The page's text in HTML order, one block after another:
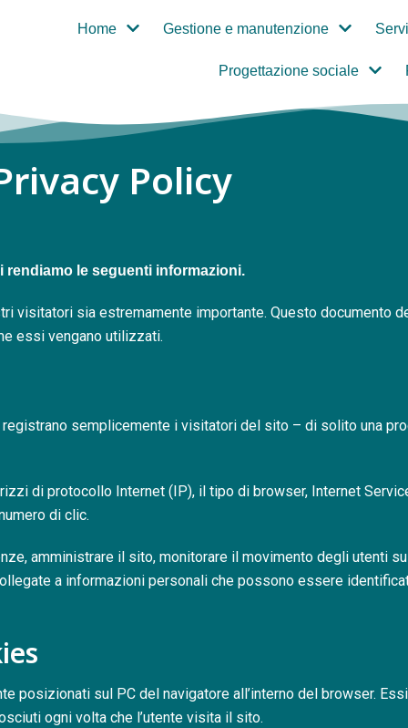
Home Gestione e manutenzione
Progettazione sociale
Policy
rendiamo le seguenti informazioni.
visitatori sia estremamente importante. Questo documento
essi vengano utilizzati.
semplicemente i visitatori del sito – di solito una
di protocollo Internet (IP), il tipo di browser, Internet
di clic.
amministrare il sito, monitorare il movimento degli utenti
a informazioni personali che possono essere
posizionati sul PC del navigatore all’interno del browser.
ogni volta che l’utente visita il sito.